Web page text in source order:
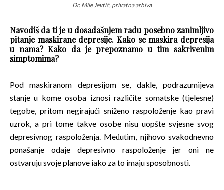
Dr. Mile Jevtić, privatna arhiva
Navodiš da ti je u dosadašnjem radu posebno zanimljivo
pitanje maskirane depresije. Kako se maskira depresija
u nama? Kako da je prepoznamo u tim sakrivenim
simptomima?
Pod maskiranom depresijom se, dakle, podrazumijeva
stanje u kome osoba iznosi različite somatske (tjelesne)
tegobe, pritom negirajući sniženo raspoloženje kao pravi
uzrok, a pri tome takve osobe nisu uopšte svjesne svog
depresivnog raspoloženja. Međutim, njihovo svakodnevno
ponašanje odaje depresivno raspoloženje jer oni ne
ostvaruju svoje planove iako za to imaju sposobnosti.